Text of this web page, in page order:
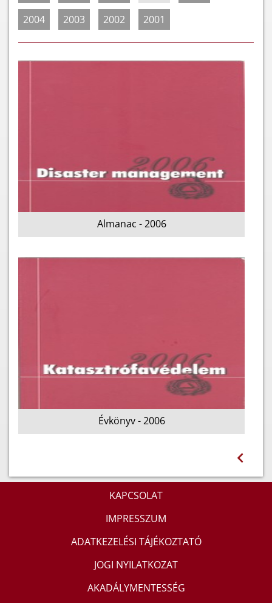
2004
2003 2002 2001
Almanac - 2006
Évkönyv - 2006
KAPCSOLAT
IMPRESSZUM
ADATKEZELÉSI TÁJÉKOZTATÓ
JOGI NYILATKOZAT
AKADÁLYMENTESSÉG